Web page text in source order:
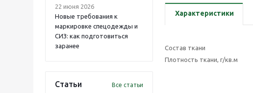
22 июня 2026
Новые требования к
маркировке спецодежды и
СИЗ: как подготовиться
заранее
Статьи Все статьи
Характеристики
Состав ткани
Плотность ткани, г/кв.м